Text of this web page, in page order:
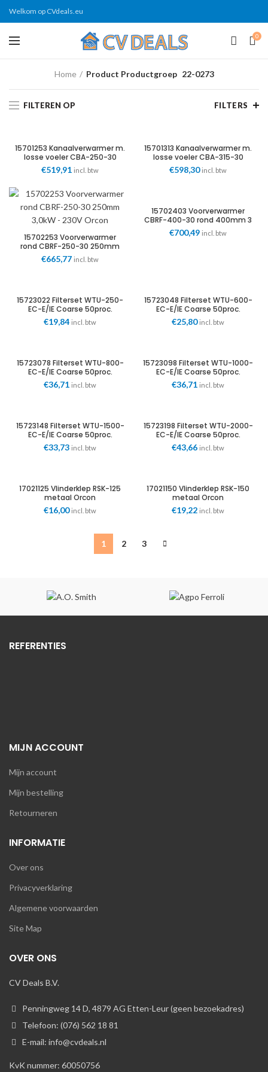
Welkom op CVdeals.eu
0
Home Product Productgroep 22-0273
FILTEREN OP FILTERS
15701253 Kanaalverwarmer m.
losse voeler CBA-250-30
250mm 3kW/230V Orcon
€519,91 incl. btw
15701313 Kanaalverwarmer m.
losse voeler CBA-315-30
315mm 3kW/230V Orcon
€598,30 incl. btw
15702253 Voorverwarmer
rond CBRF-250-30 250mm
3,0kW – 230V Orcon
€665,77 incl. btw
15702403 Voorverwarmer
CBRF-400-30 rond 400mm 3
0kW – 230V Orcon
€700,49 incl. btw
15723022 Filterset WTU-250-
EC-E/IE Coarse 50proc.
Toevoer + Retour Orcon
€19,84 incl. btw
15723048 Filterset WTU-600-
EC-E/IE Coarse 50proc.
Toevoer + Retour Orcon
€25,80 incl. btw
15723078 Filterset WTU-800-
EC-E/IE Coarse 50proc.
Toevoer + Retour Orcon
€36,71 incl. btw
15723098 Filterset WTU-1000-
EC-E/IE Coarse 50proc.
Toevoer + Retour Orcon
€36,71 incl. btw
15723148 Filterset WTU-1500-
EC-E/IE Coarse 50proc.
Toevoer + Retour Orcon
€33,73 incl. btw
15723198 Filterset WTU-2000-
EC-E/IE Coarse 50proc.
Toevoer + Retour Orcon
€43,66 incl. btw
17021125 Vlinderklep RSK-125
metaal Orcon
€16,00 incl. btw
17021150 Vlinderklep RSK-150
metaal Orcon
€19,22 incl. btw
1 2 3
REFERENTIES
MIJN ACCOUNT
Mijn account
Mijn bestelling
Retourneren
INFORMATIE
Over ons
Privacyverklaring
Algemene voorwaarden
Site Map
OVER ONS
CV Deals B.V.
Penningweg 14 D, 4879 AG Etten-Leur (geen bezoekadres)
Telefoon: (076) 562 18 81
E-mail: info@cvdeals.nl
KvK nummer: 60050756